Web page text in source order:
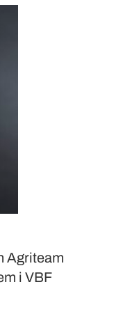
Agriteam
i VBF